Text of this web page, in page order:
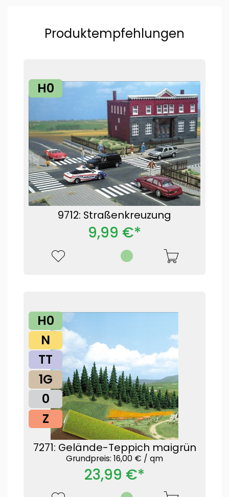
Produktempfehlungen
H0
9712: Straßenkreuzung
9,99 €*
H0
N
TT
1G
0
Z
7271: Gelände-Teppich maigrün
Grundpreis: 16,00 € / qm
23,99 €*